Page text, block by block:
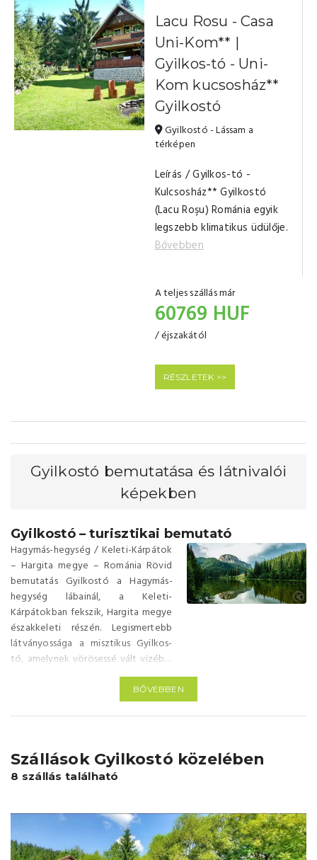
Lacu Rosu - Casa
Uni-Kom** |
Gyilkos-tó - Uni-
Kom kucsosház**
Gyilkostó
Gyilkostó - Lássam a
térképen
Leírás / Gyilkos-tó -
Kulcsosház** Gyilkostó
(Lacu Roşu) Románia egyik
legszebb klimatikus üdülője.
Bővebben
A teljes szállás már
60769 HUF
/ éjszakától
RÉSZLETEK >>
Gyilkostó bemutatása és látnivalói
képekben
Gyilkostó – turisztikai bemutató
Hagymás-hegység / Keleti-Kárpátok
– Hargita megye – Románia Rövid
bemutatás Gyilkostó a Hagymás-
hegység lábainál, a Keleti-
Kárpátokban fekszik, Hargita megye
északkeleti részén. Legismertebb
látványossága a misztikus Gyilkos-
tó, amelynek vörösessé vált vizéből
kiálló elhalt fenyőfatörzsek és a fölé
magasodó Kis-Cohárd sziklafalai
páratlan látványt nyújtanak. Ez a
nyugodt, hegyi turizmusra
választás természetkedvelőknek,
túrázóknak és családosoknak. A
település 5 legfontosabb látnivalója
legismertebb természetes
torlasztava kiálló fatörzsekkel és
lenyűgöző hegyi háttérrel; a
BŐVEBBEN
Szállások Gyilkostó közelében
8 szállás található